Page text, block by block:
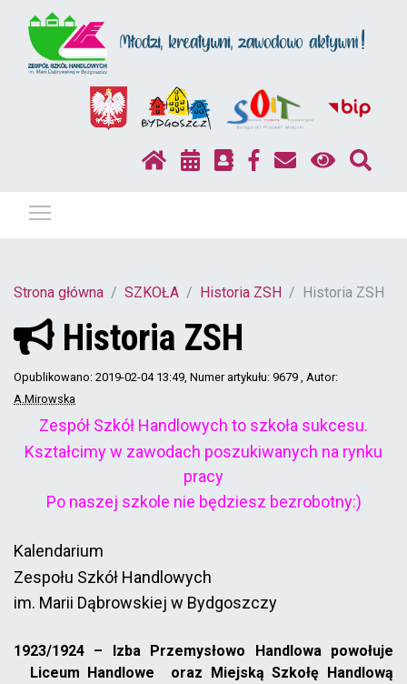
Strona główna SZKOŁA Historia ZSH Historia ZSH
Historia ZSH
Opublikowano: 2019-02-04 13:49 , Numer artykułu: 9679
, Autor:
A.Mirowska
Zespół Szkół Handlowych to szkoła sukcesu.
Kształcimy w zawodach poszukiwanych na rynku
pracy
Po naszej szkole nie będziesz bezrobotny:)
Kalendarium
Zespołu Szkół Handlowych
im. Marii Dąbrowskiej w Bydgoszczy
1923/1924 – Izba Przemysłowo Handlowa powołuje
Liceum Handlowe oraz Miejską Szkołę Handlową